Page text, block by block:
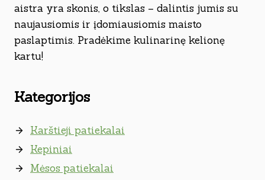
aistra yra skonis, o tikslas – dalintis jumis su
naujausiomis ir įdomiausiomis maisto
paslaptimis. Pradėkime kulinarinę kelionę
kartu!
Kategorijos
Karštieji patiekalai
Kepiniai
Mėsos patiekalai